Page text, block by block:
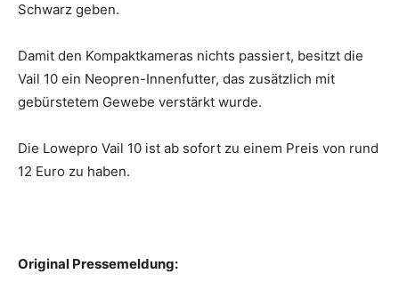
Schwarz geben.
Damit den Kompaktkameras nichts passiert, besitzt die
Vail 10 ein Neopren-Innenfutter, das zusätzlich mit
gebürstetem Gewebe verstärkt wurde.
Die Lowepro Vail 10 ist ab sofort zu einem Preis von rund
12 Euro zu haben.
Original Pressemeldung: